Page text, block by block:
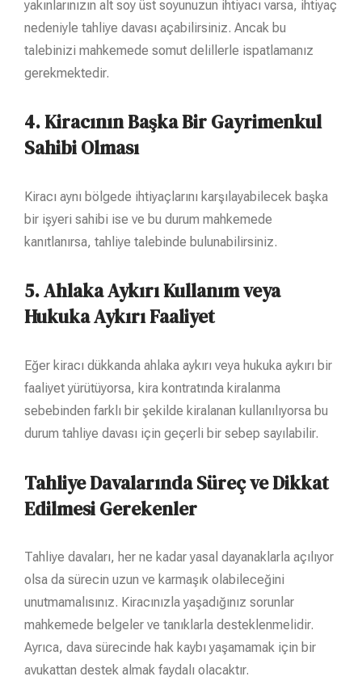
yakınlarınızın alt soy üst soyunuzun ihtiyacı varsa, ihtiyaç
nedeniyle tahliye davası açabilirsiniz. Ancak bu
talebinizi mahkemede somut delillerle ispatlamanız
gerekmektedir.
4.Kiracının Başka Bir Gayrimenkul
Sahibi Olması
Kiracı aynı bölgede ihtiyaçlarını karşılayabilecek başka
bir işyeri sahibi ise ve bu durum mahkemede
kanıtlanırsa, tahliye talebinde bulunabilirsiniz.
5. Ahlaka Aykırı Kullanım veya
Hukuka Aykırı Faaliyet
Eğer kiracı dükkanda ahlaka aykırı veya hukuka aykırı bir
faaliyet yürütüyorsa, kira kontratında kiralanma
sebebinden farklı bir şekilde kiralanan kullanılıyorsa bu
durum tahliye davası için geçerli bir sebep sayılabilir.
Tahliye Davalarında Süreç ve Dikkat
Edilmesi Gerekenler
Tahliye davaları, her ne kadar yasal dayanaklarla açılıyor
olsa da sürecin uzun ve karmaşık olabileceğini
unutmamalısınız. Kiracınızla yaşadığınız sorunlar
mahkemede belgeler ve tanıklarla desteklenmelidir.
Ayrıca, dava sürecinde hak kaybı yaşamamak için bir
avukattan destek almak faydalı olacaktır.